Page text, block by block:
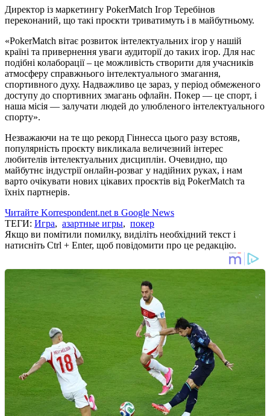
Директор із маркетингу PokerMatch Ігор Теребінов
переконаний, що такі проєкти триватимуть і в майбутньому.
«PokerMatch вітає розвиток інтелектуальних ігор у нашій
країні та привернення уваги аудиторії до таких ігор. Для нас
подібні колаборації – це можливість створити для учасників
атмосферу справжнього інтелектуального змагання,
спортивного духу. Надважливо це зараз, у період обмеженого
доступу до спортивних змагань офлайн. Покер — це спорт, і
наша місія — залучати людей до улюбленого інтелектуального
спорту».
Незважаючи на те що рекорд Гіннесса цього разу встояв,
популярність проєкту викликала величезний інтерес
любителів інтелектуальних дисциплін. Очевидно, що
майбутнє індустрії онлайн-розваг у надійних руках, і нам
варто очікувати нових цікавих проєктів від PokerMatch та
їхніх партнерів.
Читайте Korrespondent.net в Google News
ТЕГИ: Игра, азартные игры, покер
Якщо ви помітили помилку, виділіть необхідний текст і
натисніть Ctrl + Enter, щоб повідомити про це редакцію.